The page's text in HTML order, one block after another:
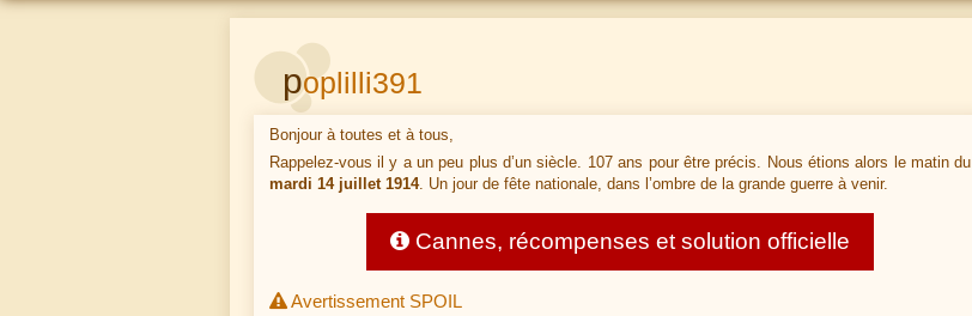
poplilli391
Bonjour à toutes et à tous,
Rappelez-vous il y a un peu plus d’un siècle. 107 ans pour être précis. Nous étions alors le matin du
mardi 14 juillet 1914. Un jour de fête nationale, dans l’ombre de la grande guerre à venir.
Cannes, récompenses et solution officielle
Avertissement SPOIL